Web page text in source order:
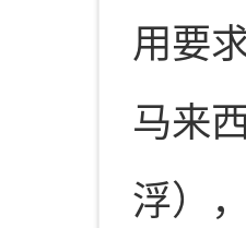
用要
马来
浮）